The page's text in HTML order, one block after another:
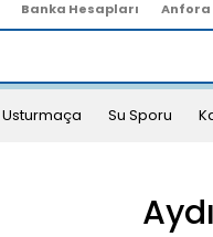
Banka Hesapları Anfora
Usturmaça Su Sporu